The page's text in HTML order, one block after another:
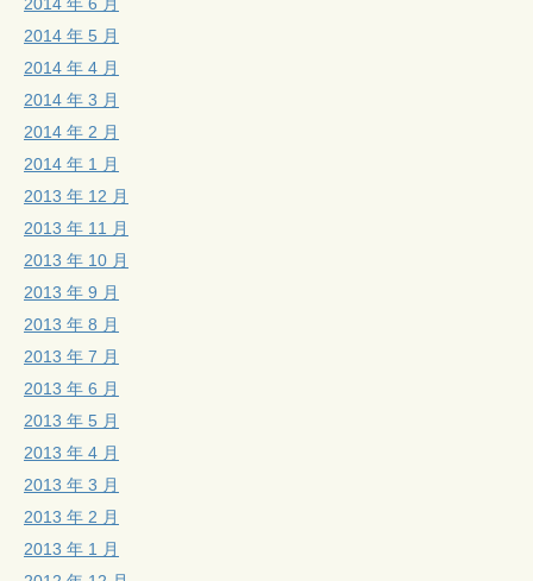
2014 年 5 月
2014 年 4 月
2014 年 3 月
2014 年 2 月
2014 年 1 月
2013 年 12 月
2013 年 11 月
2013 年 10 月
2013 年 9 月
2013 年 8 月
2013 年 7 月
2013 年 6 月
2013 年 5 月
2013 年 4 月
2013 年 3 月
2013 年 2 月
2013 年 1 月